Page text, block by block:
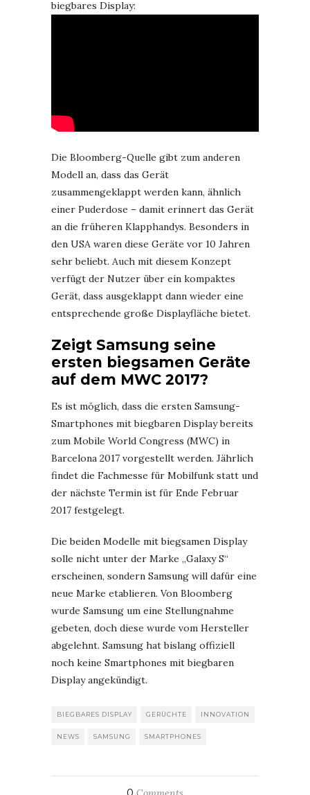
biegbares Display:
Die Bloomberg-Quelle gibt zum anderen
Modell an, dass das Gerät
zusammengeklappt werden kann, ähnlich
einer Puderdose – damit erinnert das Gerät
an die früheren Klapphandys. Besonders in
den USA waren diese Geräte vor 10 Jahren
sehr beliebt. Auch mit diesem Konzept
verfügt der Nutzer über ein kompaktes
Gerät, dass ausgeklappt dann wieder eine
entsprechende große Displayfläche bietet.
Zeigt Samsung seine
ersten biegsamen Geräte
auf dem MWC 2017?
Es ist möglich, dass die ersten Samsung-
Smartphones mit biegbaren Display bereits
zum Mobile World Congress (MWC) in
Barcelona 2017 vorgestellt werden. Jährlich
findet die Fachmesse für Mobilfunk statt und
der nächste Termin ist für Ende Februar
2017 festgelegt.
Die beiden Modelle mit biegsamen Display
solle nicht unter der Marke „Galaxy S“
erscheinen, sondern Samsung will dafür eine
neue Marke etablieren. Von Bloomberg
wurde Samsung um eine Stellungnahme
gebeten, doch diese wurde vom Hersteller
abgelehnt. Samsung hat bislang offiziell
noch keine Smartphones mit biegbaren
Display angekündigt.
BIEGBARES DISPLAY GERÜCHTE INNOVATION
NEWS SAMSUNG SMARTPHONES